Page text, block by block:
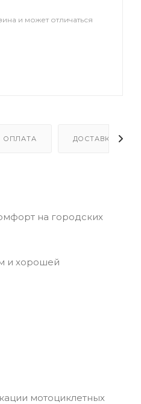
и может отличаться
ОПЛАТА ДОСТАВКА
на городских
и хорошей
мотоциклетных